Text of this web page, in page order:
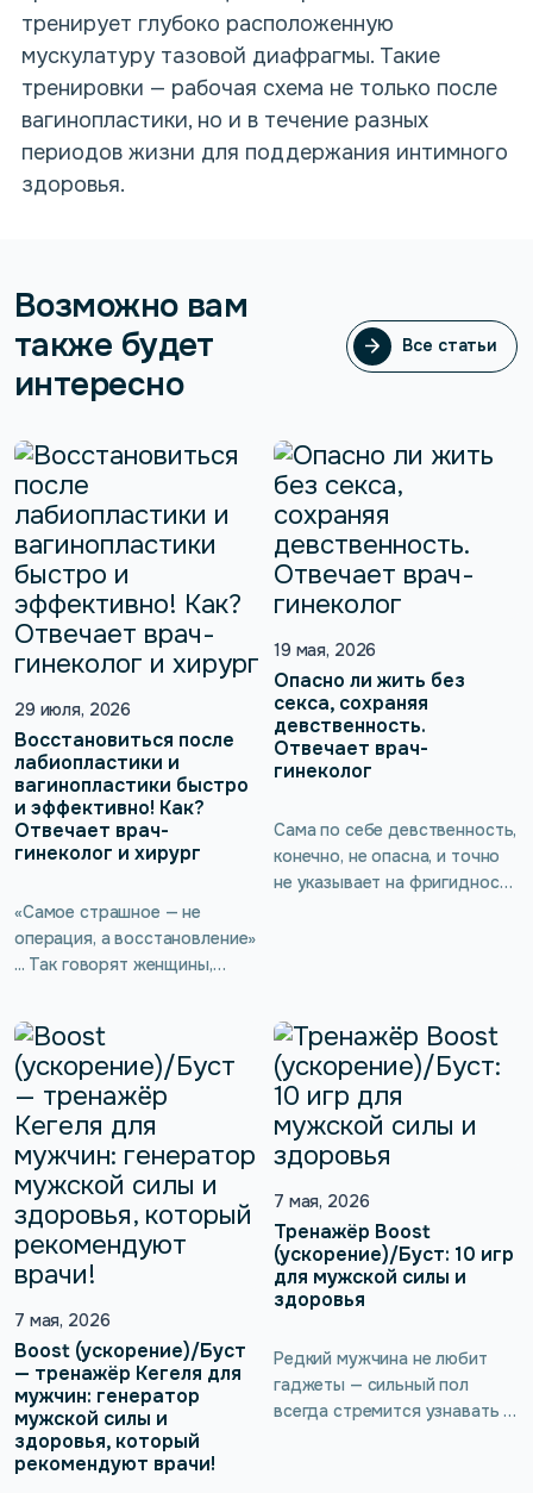
тренирует глубоко расположенную
мускулатуру тазовой диафрагмы. Такие
тренировки — рабочая схема не только после
вагинопластики, но и в течение разных
периодов жизни для поддержания интимного
здоровья.
Возможно вам
также будет
интересно
Все статьи
Все статьи
29 июля, 2026
Восстановиться после
лабиопластики и
вагинопластики быстро
и эффективно! Как?
Отвечает врач-
гинеколог и хирург
«Самое страшное — не
операция, а восстановление»
... Так говорят женщины,
лабиопластику или
вагинопластику. Не повлияет
ли операция на
чувствительность? И можно
ли помочь организму
восстановиться быстрее?
Вместе с врачом-
гинекологом и хирургом
разбираем самые тревожные
вопросы, которые возникают
до и после интимной
19 мая, 2026
Опасно ли жить без
секса, сохраняя
девственность.
Отвечает врач-
гинеколог
Сама по себе девственность,
конечно, не опасна, и точно
не указывает на фригидность
Врач-гинеколог подробнее
расскажет о женской
сексуальности, а также о
тренажёре kGoal Boost
(ускорение)/Буст, который
помогает выполнять
упражнения Кегеля без
введения вагинального
зонда.
7 мая, 2026
Boost (ускорение)/Буст
— тренажёр Кегеля для
мужчин: генератор
мужской силы и
здоровья, который
рекомендуют врачи!
7 мая, 2026
Тренажёр Boost
(ускорение)/Буст: 10 игр
для мужской силы и
здоровья
Редкий мужчина не любит
гаджеты — сильный пол
всегда стремится узнавать и